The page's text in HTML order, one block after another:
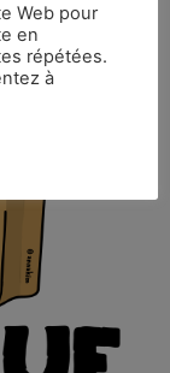
Web pour
en
répétées.
à